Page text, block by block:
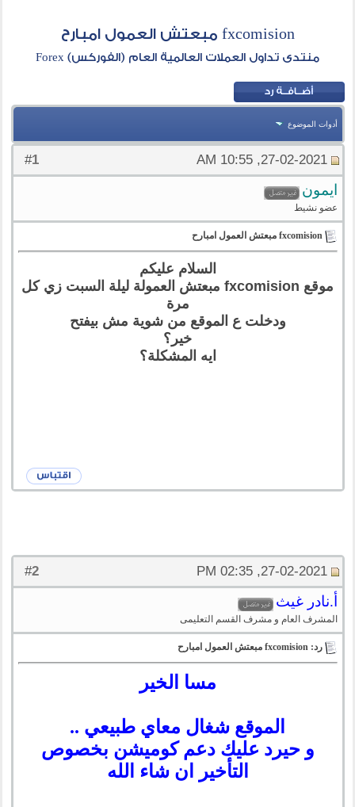
fxcomision مبعتش العمول امبارح
منتدى تداول العملات العالمية العام (الفوركس) Forex
أدوات الموضوع
#
1 27-02-2021, 10:55 AM
ايمون
عضو نشيط
fxcomision مبعتش العمول امبارح
السلام عليكم
موقع fxcomision مبعتش العمولة ليلة السبت زي كل
مرة
ودخلت ع الموقع من شوية مش بيفتح
خير؟
ايه المشكلة؟
#
2 27-02-2021, 02:35 PM
أ.نادر غيث
المشرف العام و مشرف القسم التعليمى
رد: fxcomision مبعتش العمول امبارح
مسا الخير
الموقع شغال معاي طبيعي ..
و حيرد عليك دعم كوميشن بخصوص
التأخير ان شاء الله